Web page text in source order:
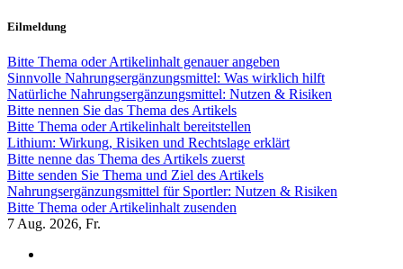
Zum
springen
Eilmeldung
Bitte Thema oder Artikelinhalt genauer angeben
Sinnvolle Nahrungsergänzungsmittel: Was wirklich hilft
Natürliche Nahrungsergänzungsmittel: Nutzen & Risiken
Bitte nennen Sie das Thema des Artikels
Bitte Thema oder Artikelinhalt bereitstellen
Lithium: Wirkung, Risiken und Rechtslage erklärt
Bitte nenne das Thema des Artikels zuerst
Bitte senden Sie Thema und Ziel des Artikels
Nahrungsergänzungsmittel für Sportler: Nutzen & Risiken
Bitte Thema oder Artikelinhalt zusenden
7 Aug. 2026, Fr.